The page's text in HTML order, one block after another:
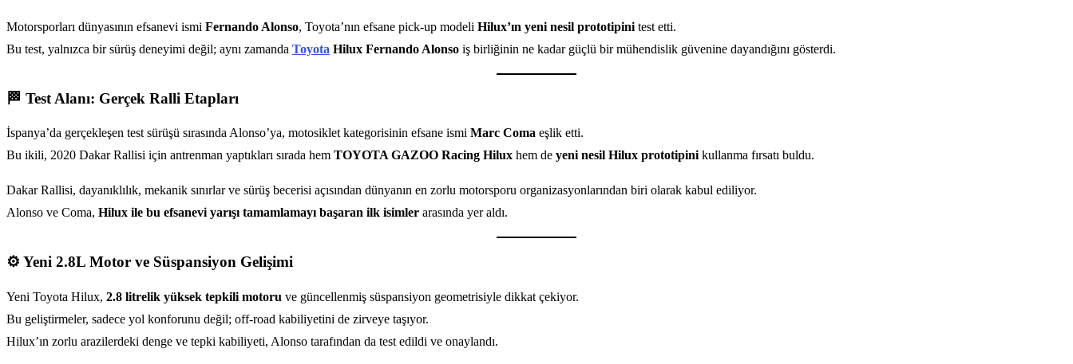
Motorsporları dünyasının efsanevi ismi Fernando Alonso, Toyota’nın efsane pick-up modeli Hilux’ın yeni nesil prototipini test etti.
Bu test, yalnızca bir sürüş deneyimi değil; aynı zamanda Toyota Hilux Fernando Alonso iş birliğinin ne kadar güçlü bir mühendislik güvenine dayandığını gösterdi.
🏁 Test Alanı: Gerçek Ralli Etapları
İspanya’da gerçekleşen test sürüşü sırasında Alonso’ya, motosiklet kategorisinin efsane ismi Marc Coma eşlik etti.
Bu ikili, 2020 Dakar Rallisi için antrenman yaptıkları sırada hem TOYOTA GAZOO Racing Hilux hem de yeni nesil Hilux prototipini kullanma fırsatı buldu.
Dakar Rallisi, dayanıklılık, mekanik sınırlar ve sürüş becerisi açısından dünyanın en zorlu motorsporu organizasyonlarından biri olarak kabul ediliyor.
Alonso ve Coma, Hilux ile bu efsanevi yarışı tamamlamayı başaran ilk isimler arasında yer aldı.
⚙️ Yeni 2.8L Motor ve Süspansiyon Gelişimi
Yeni Toyota Hilux, 2.8 litrelik yüksek tepkili motoru ve güncellenmiş süspansiyon geometrisiyle dikkat çekiyor.
Bu geliştirmeler, sadece yol konforunu değil; off-road kabiliyetini de zirveye taşıyor.
Hilux’ın zorlu arazilerdeki denge ve tepki kabiliyeti, Alonso tarafından da test edildi ve onaylandı.